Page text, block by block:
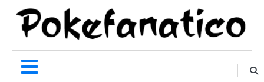
content